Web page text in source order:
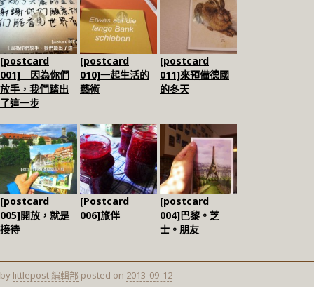
[postcard
001] 因為你們
放手，我們踏出
了這一步
[postcard
010]一起生活的
藝術
[postcard
011]來預備德國
的冬天
[postcard
005]開放，就是
接待
[Postcard
006]旅伴
[postcard
004]巴黎。芝
士。朋友
by littlepost 編輯部 posted on 2013-09-12